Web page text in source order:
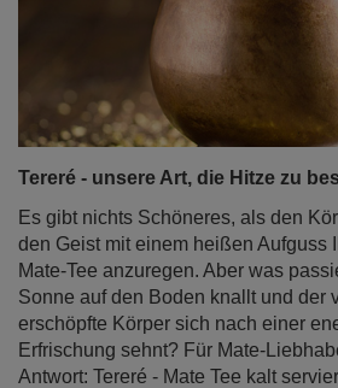
Tereré - unsere Art, die Hitze zu
Es gibt nichts Schöneres, als den
den Geist mit einem heißen Aufguss
Mate-Tee anzuregen. Aber was
Sonne auf den Boden knallt und der
erschöpfte Körper sich nach einer
Erfrischung sehnt? Für Mate-
Antwort: Tereré - Mate Tee kalt